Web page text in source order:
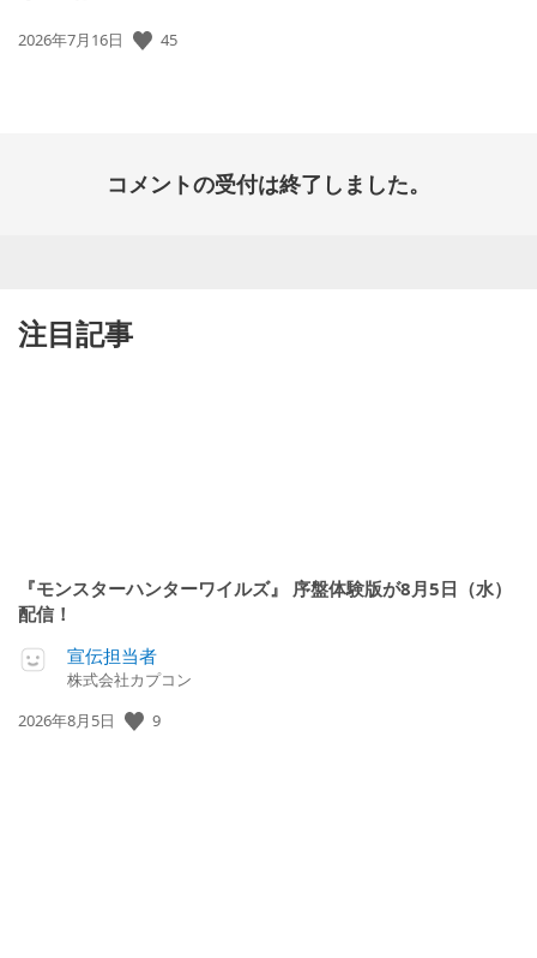
公
2026年7月16日 45
コメントの受付は終了しました。
注目記事
『モンスターハンターワイルズ』 序盤体験版が8月5日（水）
配信！
宣伝担当者
株式会社カプコン
公
2026年8月5日 9